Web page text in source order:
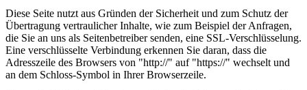
Diese Seite nutzt aus Gründen der Sicherheit und zum Schutz der
Übertragung vertraulicher Inhalte, wie zum Beispiel der Anfragen,
die Sie an uns als Seitenbetreiber senden, eine SSL-Verschlüsselung.
Eine verschlüsselte Verbindung erkennen Sie daran, dass die
Adresszeile des Browsers von "http://" auf "https://" wechselt und
an dem Schloss-Symbol in Ihrer Browserzeile.